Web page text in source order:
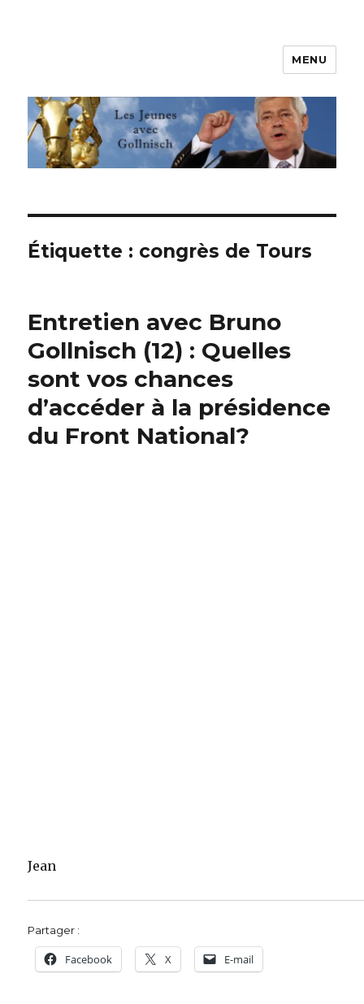
Les jeunes avec Gollnisch
MENU
Étiquette : congrès de Tours
Entretien avec Bruno
Gollnisch (12) : Quelles
sont vos chances
d’accéder à la présidence
du Front National?
Jean
Partager :
Facebook X E-mail